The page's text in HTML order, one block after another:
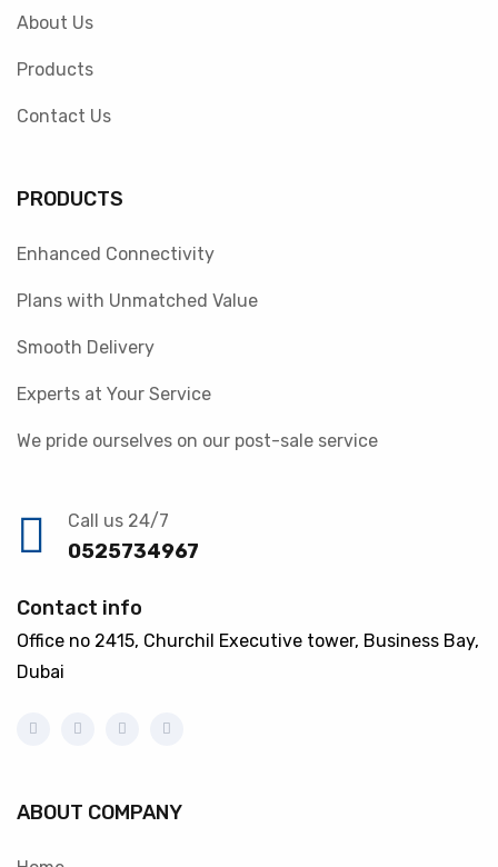
About Us
Products
Contact Us
PRODUCTS
Enhanced Connectivity
Plans with Unmatched Value
Smooth Delivery
Experts at Your Service
We pride ourselves on our post-sale service
Call us 24/7
0525734967
Contact info
Office no 2415, Churchil Executive tower, Business Bay,
Dubai
ABOUT COMPANY